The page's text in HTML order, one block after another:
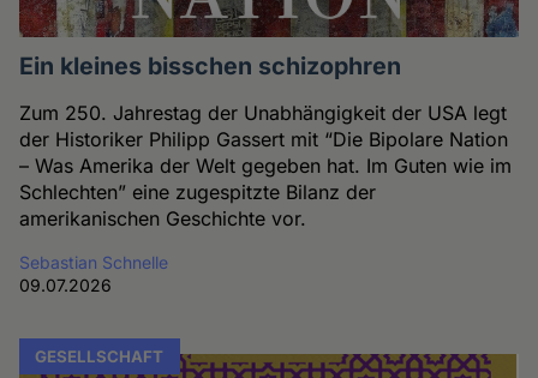
Ein kleines bisschen schizophren
Zum 250. Jahrestag der Unabhängigkeit der USA legt
der Historiker Philipp Gassert mit “Die Bipolare Nation
– Was Amerika der Welt gegeben hat. Im Guten wie im
Schlechten” eine zugespitzte Bilanz der
amerikanischen Geschichte vor.
Sebastian Schnelle
09.07.2026
GESELLSCHAFT